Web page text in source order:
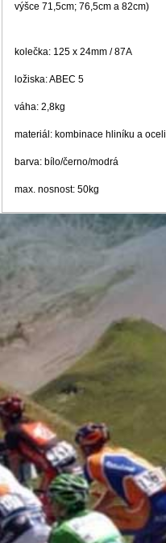
výšce 71,5cm; 76,5cm a 82cm)
kolečka: 125 x 24mm / 87A
ložiska: ABEC 5
váha: 2,8kg
materiál: kombinace hliníku a oceli
barva: bílo/černo/modrá
max. nosnost: 50kg